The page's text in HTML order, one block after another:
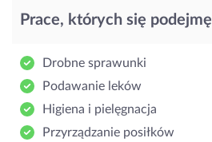
Prace, których się podejmę
Drobne sprawunki
Podawanie leków
Higiena i pielęgnacja
Przyrządzanie posiłków